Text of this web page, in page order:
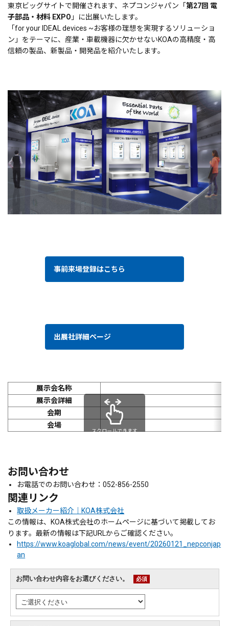
東京ビッグサイトで開催されます、ネプコンジャパン「 第27回 電
子部品・材料 EXPO 」に出展いたします。
「 for your IDEAL devices ~お客様の理想を実現するソリューショ
ン 」をテーマに、産業・車載機器に欠かせないKOAの高精度・高
信頼の製品、新製品・開発品を紹介いたします。
事前来場登録はこちら
出展社詳細ページ
展示会名称
展示会詳細
会期
会場
スクロールできます
お問い合わせ
お電話でのお問い合わせ：052-856-2550
関連リンク
取扱メーカー紹介｜KOA株式会社
この情報は、KOA株式会社のホームページに基づいて掲載してお
ります。最新の情報は下記URLからご確認ください。
https://www.koaglobal.com/news/event/20260121_nepconjap
an
お問い合わせ内容をお選びください。 必須